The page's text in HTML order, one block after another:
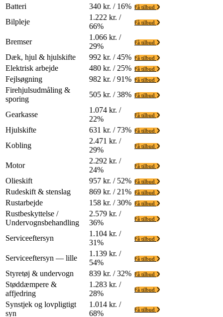
Batteri 340 kr. / 16% Få tilbud
Bilpleje
1.222 kr. /
66%
Få tilbud
Bremser
1.066 kr. /
29%
Få tilbud
Dæk, hjul & hjulskifte 992 kr. / 45% Få tilbud
Elektrisk arbejde 480 kr. / 25% Få tilbud
Fejlsøgning 982 kr. / 91% Få tilbud
Firehjulsudmåling &
sporing
505 kr. / 38% Få tilbud
Gearkasse
1.074 kr. /
22%
Få tilbud
Hjulskifte 631 kr. / 73% Få tilbud
Kobling
2.471 kr. /
29%
Få tilbud
Motor
2.292 kr. /
24%
Få tilbud
Olieskift 957 kr. / 52% Få tilbud
Rudeskift & stenslag 869 kr. / 21% Få tilbud
Rustarbejde 158 kr. / 30% Få tilbud
Rustbeskyttelse /
Undervognsbehandling
2.579 kr. /
36%
Få tilbud
Serviceeftersyn
1.104 kr. /
31%
Få tilbud
Serviceeftersyn — lille
1.139 kr. /
54%
Få tilbud
Styretøj & undervogn 839 kr. / 32% Få tilbud
Støddæmpere &
affjedring
1.283 kr. /
28%
Få tilbud
Synstjek og lovpligtigt
syn
1.014 kr. /
68%
Få tilbud